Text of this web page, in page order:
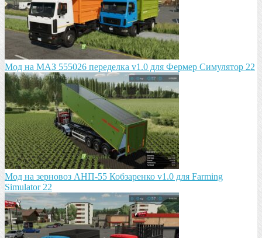
Мод на МАЗ 555026 пeрeдeлка v1.0 для Фермер Симулятор 22
Мод на зeрновоз АНП-55 Кобзарeнко v1.0 для Farming
Simulator 22